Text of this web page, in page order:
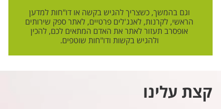
וגם בהמשך, כשצריך להגיש בקשה או דו"חות למדען
הראשי, לקרנות, לאנג'לים פרטיים, לאתר ספק שירותים
אופסרב תעזור לאתר את האדם המתאים לכם, להכין
ולהגיש בקשות ודו"חות שוטפים.
קצת עלינו